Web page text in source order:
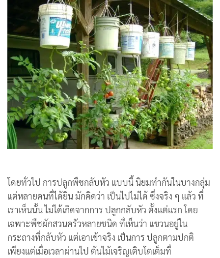
โดยทั่วไป การปลูกพืชกลับหัว แบบนี้ นิยมทำกันในบางกลุ่ม
แต่หลายคนที่ได้ยิน มักคิดว่า เป็นไปไม่ได้ ซึ่งจริง ๆ แล้ว ที่
เราเห็นนั้น ไม่ได้เกิดจากการ ปลูกกลับหัว ตั้งแต่แรก โดย
เฉพาะพืชผักสวนครัวหลายชนิด ที่เห็นว่า แขวนอยู่ใน
กระถางที่กลับหัว แต่เอาเข้าจริง เป็นการ ปลูกตามปกติ
เพียงแต่เมื่อเวลาผ่านไป ต้นไม้เจริญเติบโตเต็มที่